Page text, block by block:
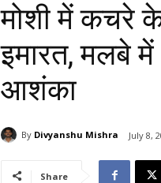
मोशी में कचरे
इमारत, मलबे
आशंका
By Divyanshu Mishra July 8,
Share